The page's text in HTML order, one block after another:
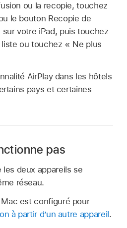
ou la recopie, touchez
le bouton Recopie de
sur votre iPad, puis touchez
liste ou touchez « Ne plus
AirPlay dans les hôtels
pays et certaines
pas
deux appareils se
réseau.
est configuré pour
à partir d’un autre appareil.